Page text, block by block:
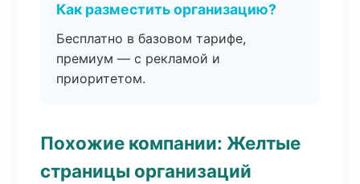
Как разместить организацию?
Бесплатно в базовом тарифе,
премиум — с рекламой и
приоритетом.
Похожие компании: Желтые
страницы организаций